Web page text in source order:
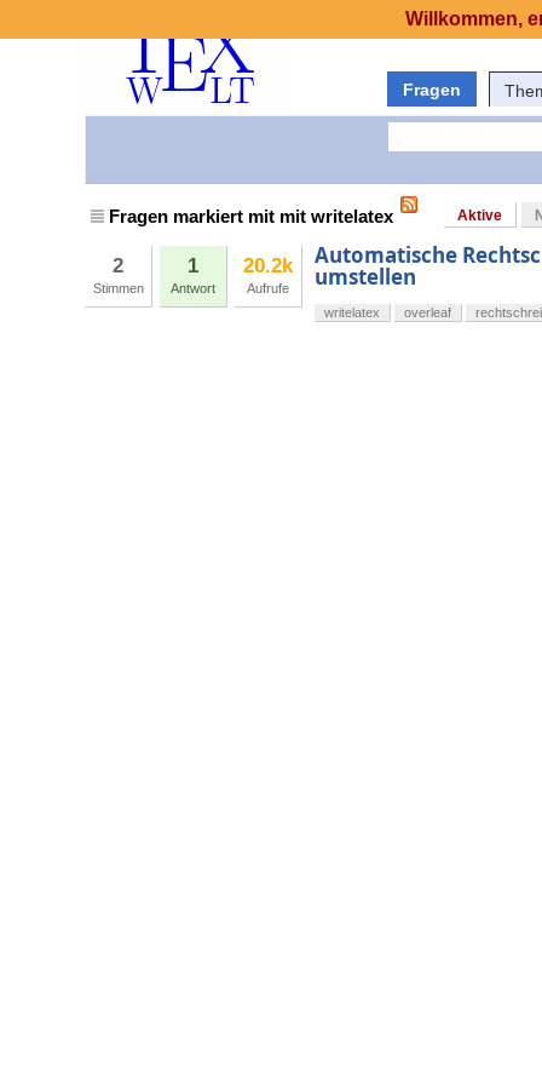
Fragen
Fragen markiert mit mit writelatex Aktive
2
Stimmen
1
Antwort
20.2k
Aufrufe
Automatische
umstellen
writelatex overleaf
Willkommen,